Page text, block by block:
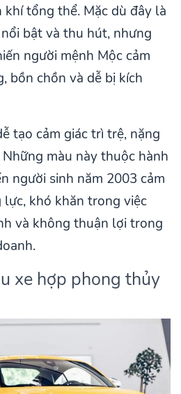
khí tổng thể. Mặc dù đây là
bật và thu hút, nhưng
người mệnh Mộc cảm
bồn chồn và dễ bị kích
tạo cảm giác trì trệ, nặng
màu này thuộc hành
người sinh năm 2003 cảm
khó khăn trong việc
và không thuận lợi trong
xe hợp phong thủy